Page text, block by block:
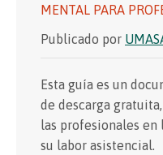
MENTAL PARA
Publicado por
Esta guía es un
de descarga
las profesionales en
su labor asistencial.